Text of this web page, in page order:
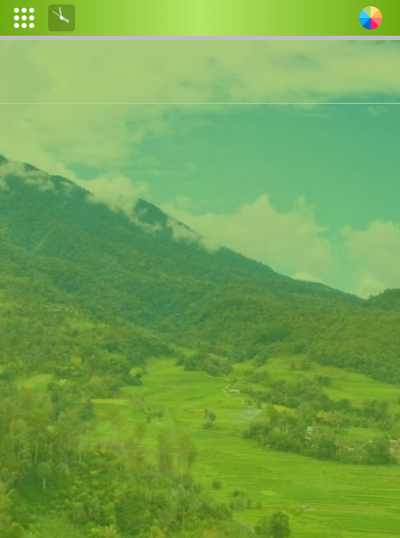
Wilayah
Administratif
Calon
Pemilih
Produk
Hukum
Informasi
Publik
Peta
Desa
SDGs
Desa